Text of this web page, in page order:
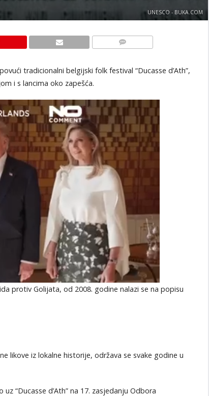
UNESCO - BUKA.COM
tradicionalni belgijski folk festival “Ducasse d’Ath”,
i s lancima oko zapešća.
protiv Golijata, od 2008. godine nalazi se na popisu
likove iz lokalne historije, održava se svake godine u
“Ducasse d’Ath” na 17. zasjedanju Odbora